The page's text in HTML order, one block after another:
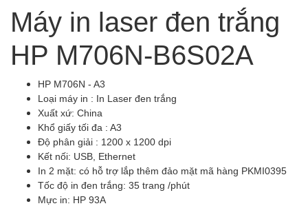
Máy in laser đen trắng
HP M706N-B6S02A
HP M706N - A3
Loại máy in : In Laser đen trắng
Xuất xứ: China
Khổ giấy tối đa : A3
Độ phân giải : 1200 x 1200 dpi
Kết nối: USB, Ethernet
In 2 mặt: có hỗ trợ lắp thêm đảo mặt mã hàng PKMI0395
Tốc độ in đen trắng: 35 trang /phút
Mực in: HP 93A